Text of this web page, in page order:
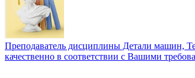
Преподаватель дисциплины Детали машин,
качественно в соответствии с Вашими